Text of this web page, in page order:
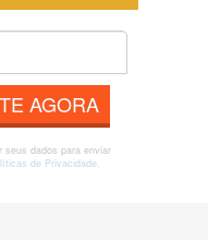
AGORA
seus dados para enviar
de Privacidade.